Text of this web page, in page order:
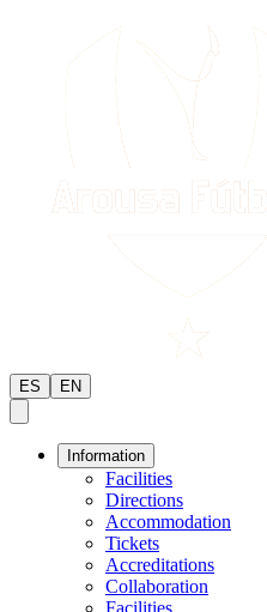
ES EN
Information
Facilities
Directions
Accommodation
Tickets
Accreditations
Collaboration
Facilities